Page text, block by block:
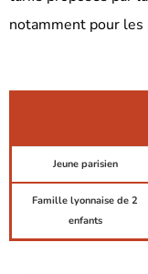
notamment pour
Jeune parisien
Famille lyonnaise de 2
enfants